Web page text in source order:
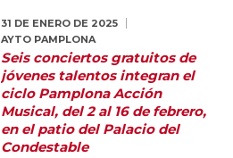
31 DE ENERO DE 2025
AYTO PAMPLONA
Seis conciertos gratuitos de
jóvenes talentos integran el
ciclo Pamplona Acción
Musical, del 2 al 16 de febrero,
en el patio del Palacio del
Condestable